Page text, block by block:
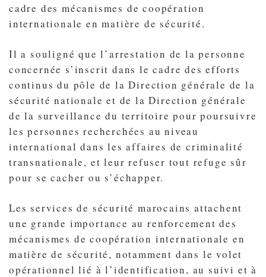
cadre des mécanismes de coopération
internationale en matière de sécurité.
Il a souligné que l’arrestation de la personne
concernée s’inscrit dans le cadre des efforts
continus du pôle de la Direction générale de la
sécurité nationale et de la Direction générale
de la surveillance du territoire pour poursuivre
les personnes recherchées au niveau
international dans les affaires de criminalité
transnationale, et leur refuser tout refuge sûr
pour se cacher ou s’échapper.
Les services de sécurité marocains attachent
une grande importance au renforcement des
mécanismes de coopération internationale en
matière de sécurité, notamment dans le volet
opérationnel lié à l’identification, au suivi et à